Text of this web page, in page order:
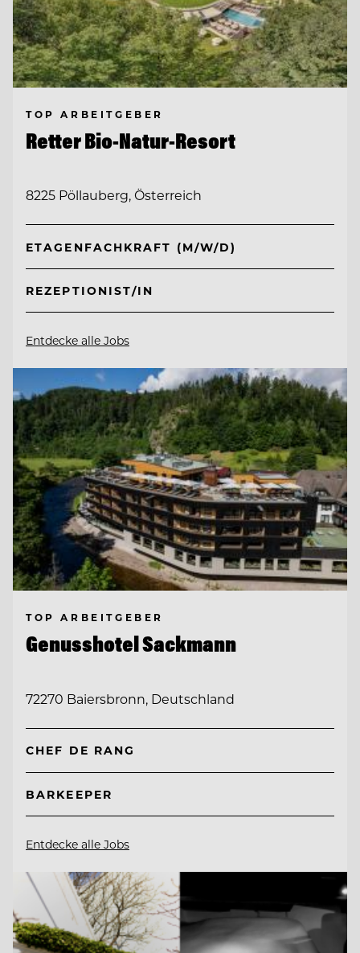
TOP ARBEITGEBER
Retter Bio-Natur-Resort
8225 Pöllauberg, Österreich
ETAGENFACHKRAFT (M/W/D)
REZEPTIONIST/IN
Entdecke alle Jobs
TOP ARBEITGEBER
Genusshotel Sackmann
72270 Baiersbronn, Deutschland
CHEF DE RANG
BARKEEPER
Entdecke alle Jobs